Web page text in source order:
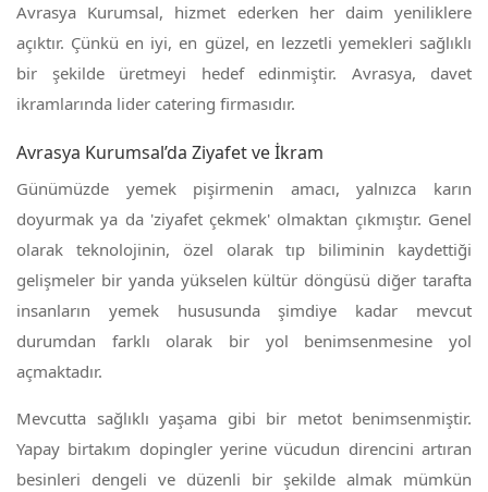
Avrasya Kurumsal, hizmet ederken her daim yeniliklere
açıktır. Çünkü en iyi, en güzel, en lezzetli yemekleri sağlıklı
bir şekilde üretmeyi hedef edinmiştir. Avrasya, davet
ikramlarında lider catering firmasıdır.
Avrasya Kurumsal’da Ziyafet ve İkram
Günümüzde yemek pişirmenin amacı, yalnızca karın
doyurmak ya da 'ziyafet çekmek' olmaktan çıkmıştır. Genel
olarak teknolojinin, özel olarak tıp biliminin kaydettiği
gelişmeler bir yanda yükselen kültür döngüsü diğer tarafta
insanların yemek hususunda şimdiye kadar mevcut
durumdan farklı olarak bir yol benimsenmesine yol
açmaktadır.
Mevcutta sağlıklı yaşama gibi bir metot benimsenmiştir.
Yapay birtakım dopingler yerine vücudun direncini artıran
besinleri dengeli ve düzenli bir şekilde almak mümkün